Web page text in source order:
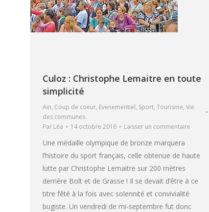
Culoz : Christophe Lemaitre en toute
simplicité
Ain, Coup de coeur, Evenementiel, Sport, Tourisme, Vie
des communes
Par Léa 14 octobre 2016 Laisser un commentaire
Une médaille olympique de bronze marquera
l’histoire du sport français, celle obtenue de haute
lutte par Christophe Lemaitre sur 200 mètres
derrière Bolt et de Grasse ! Il se devait d’être à ce
titre fêté à la fois avec solennité et convivialité
bugiste. Un vendredi de mi-septembre fut donc